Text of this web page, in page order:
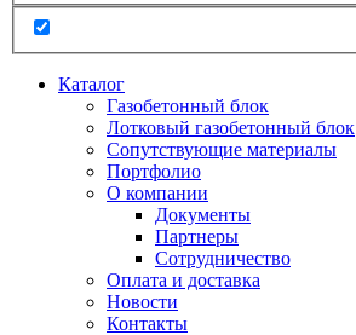
Каталог
Газобетонный блок
Лотковый газобетонный блок
Сопутствующие материалы
Портфолио
О компании
Документы
Партнеры
Сотрудничество
Оплата и доставка
Новости
Контакты